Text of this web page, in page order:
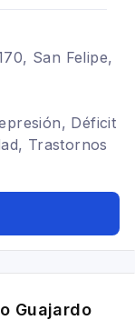
San Felipe,
Déficit
Trastornos
Guajardo